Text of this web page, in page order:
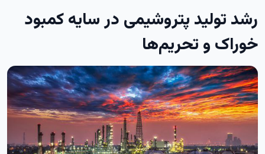
رشد تولید پتروشیمی در سایه کمبود
خوراک و تحریم‌ها